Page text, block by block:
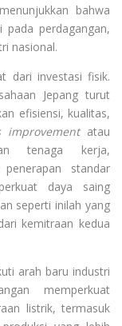
bahwa
pada perdagangan,
nasional.
dari investasi fisik.
Jepang turut
efisiensi, kualitas,
improvementatau
tenaga kerja,
standar
daya saing
seperti inilah yang
kemitraan kedua
arah baru industri
memperkuat
listrik, termasuk